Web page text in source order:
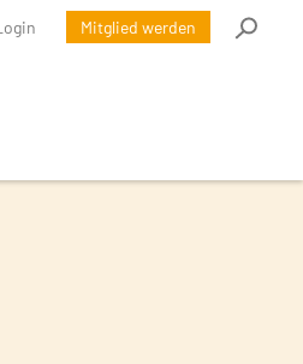
Mitglied werden